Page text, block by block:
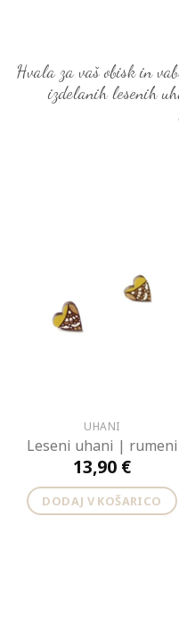
Hvala za vaš obisk in
izdelanih lesenih
UHANI
Leseni uhani | rumeni
13,90 €
DODAJ V KOŠARICO